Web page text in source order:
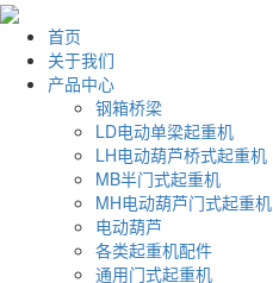
首页
关于我们
产品中心
钢箱桥梁
LD电动单梁起重机
LH电动葫芦桥式起重机
MB半门式起重机
MH电动葫芦门式起重机
电动葫芦
各类起重机配件
通用门式起重机